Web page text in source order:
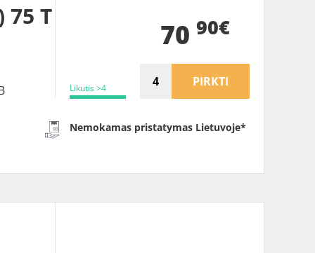
75 T
Likutis >4
70 90€
PIRKTI
Nemokamas pristatymas Lietuvoje*